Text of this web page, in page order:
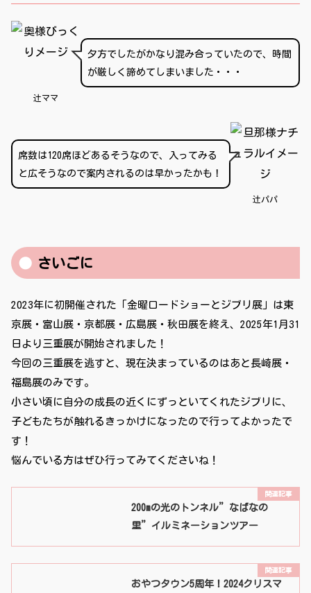
辻ママ
夕方でしたがかなり混み合っていたので、時間
が厳しく諦めてしまいました・・・
辻パパ
席数は120席ほどあるそうなので、入ってみる
と広そうなので案内されるのは早かったかも！
さいごに
2023年に初開催された「金曜ロードショーとジブリ展」は東
京展・富山展・京都展・広島展・秋田展を終え、2025年1月31
日より三重展が開始されました！
今回の三重展を逃すと、現在決まっているのはあと長崎展・
福島展のみです。
小さい頃に自分の成長の近くにずっといてくれたジブリに、
子どもたちが触れるきっかけになったので行ってよかったで
す！
悩んでいる方はぜひ行ってみてくださいね！
200mの光のトンネル”なばなの
里”イルミネーションツアー
おやつタウン5周年！2024クリスマ